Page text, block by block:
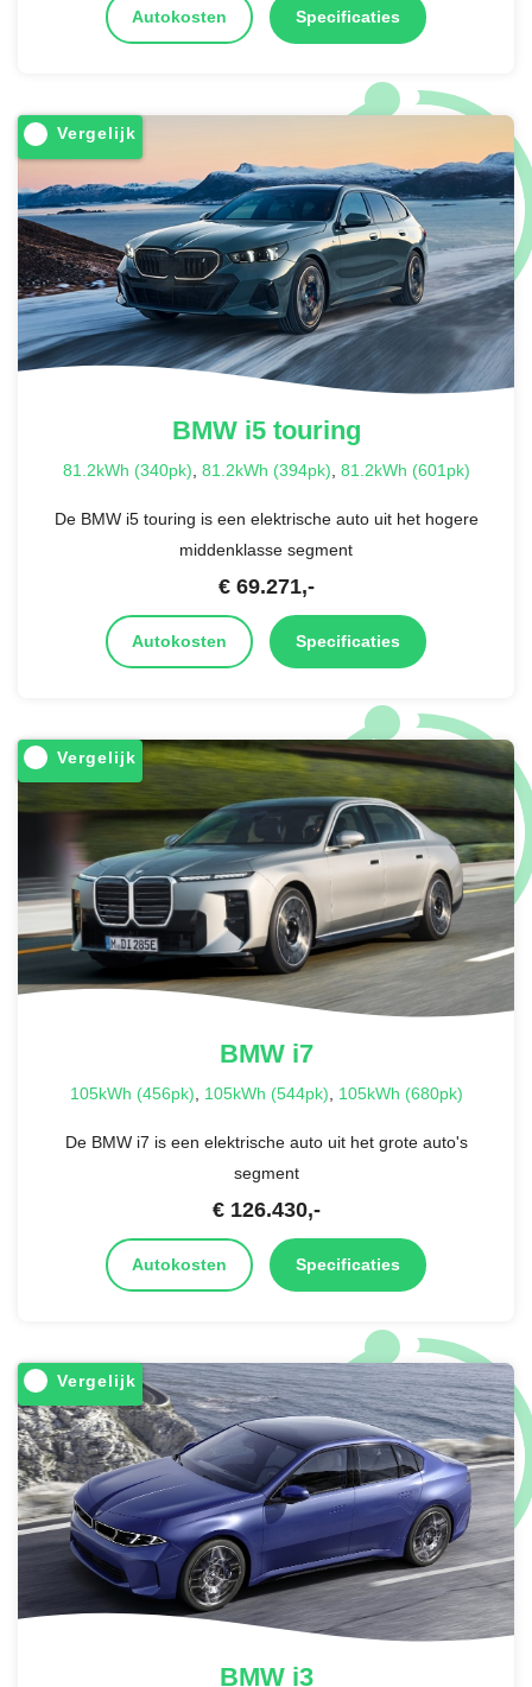
Autokosten Specificaties
Vergelijk
BMWi5 touring
81.2kWh (340pk) 81.2kWh (394pk) 81.2kWh (601pk)
De BMW i5 touring is een elektrische auto uit het hogere
middenklasse segment
€ 69.271,-
Autokosten Specificaties
Vergelijk
BMWi7
105kWh (456pk), 105kWh (544pk), 105kWh (680pk)
De BMW i7 is een elektrische auto uit het grote auto's
segment
€ 126.430,-
Autokosten Specificaties
Vergelijk
BMWi3